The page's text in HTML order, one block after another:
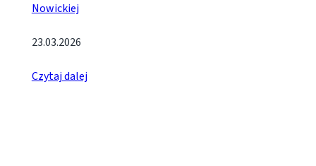
Nowickiej
23.03.2026
Czytaj dalej